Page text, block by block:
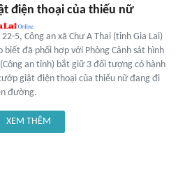
điện thoại của thiếu nữ
22-5, Công an xã Chư A Thai (tỉnh Gia Lai)
biết đã phối hợp với Phòng Cảnh sát hình
an tỉnh) bắt giữ 3 đối tượng có hành
giật điện thoại của thiếu nữ đang đi
đường.
XEM THÊM